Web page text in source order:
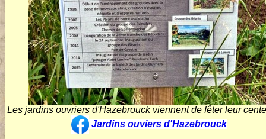
Les jardins ouvriers d'Hazebrouck viennent de fêter leur
Jardins ouviers d'Hazebrouck